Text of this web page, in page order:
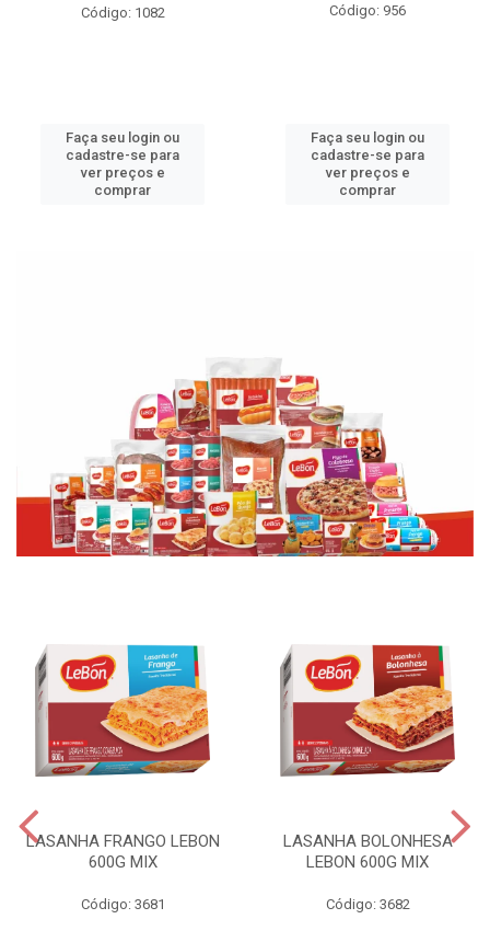
Código: 1082
Faça seu login ou
cadastre-se para
ver preços e
comprar
Código: 956
Faça seu login ou
cadastre-se para
ver preços e
comprar
LASANHA FRANGO LEBON
600G MIX
Código: 3681
LASANHA BOLONHESA
LEBON 600G MIX
Código: 3682